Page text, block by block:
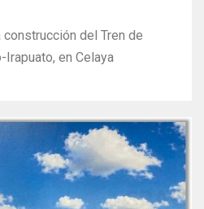
del Tren de
en Celaya